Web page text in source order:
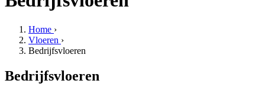
Home ›
Vloeren ›
Bedrijfsvloeren
Bedrijfsvloeren